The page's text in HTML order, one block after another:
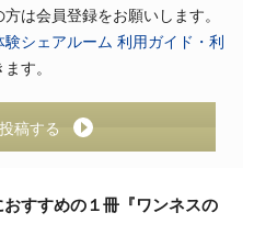
は会員登録をお願いします。
験シェアルーム 利用ガイド・利
す。
稿する
すすめの１冊『ワンネスの